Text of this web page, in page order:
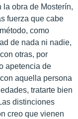
la obra de Mosterín,
fuerza que cabe
como
de nada ni nadie,
otras, por
apetencia de
aquella persona
tratarte bien
distinciones
creo que vienen